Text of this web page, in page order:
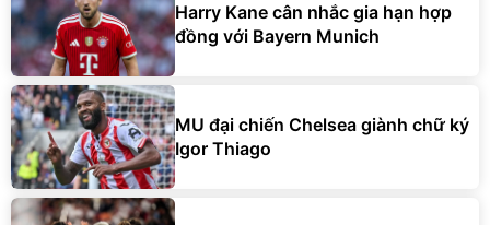
Harry Kane cân nhắc gia hạn hợp
đồng với Bayern Munich
MU đại chiến Chelsea giành chữ ký
Igor Thiago